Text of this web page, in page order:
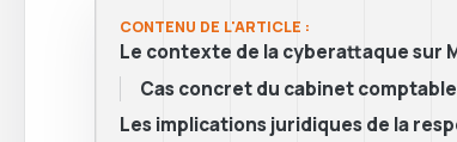
CONTENU DE L'ARTICLE :
Le contexte de la cyberattaque sur
Cas concret du cabinet
Les implications juridiques de la